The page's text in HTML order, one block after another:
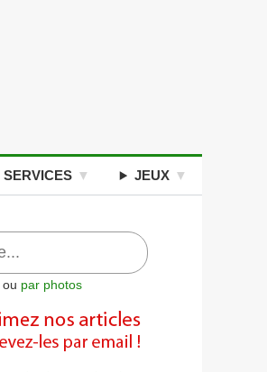
SERVICES JEUX
ou par photos